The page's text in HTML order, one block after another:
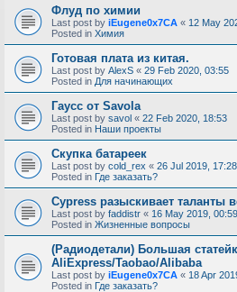
Флуд по химии
Last post by iEugene0x7CA « 12 May
Posted in Химия
Готовая плата из китая.
Last post by AlexS « 29 Feb 2020, 03:55
Posted in Для начинающих
Гаусс от Savola
Last post by savol « 22 Feb 2020, 18:53
Posted in Наши проекты
Скупка батареек
Last post by cold_rex « 26 Jul 2019, 17:28
Posted in Где заказать?
Cypress разыскивает таланты
Last post by faddistr « 16 May 2019, 00:59
Posted in Жизненные вопросы
(Радиодетали) Большая
AliExpress/Taobao/Alibaba
Last post by iEugene0x7CA « 18 Apr
Posted in Где заказать?